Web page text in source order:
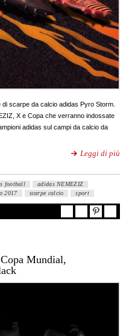
scarpe da calcio adidas Pyro Storm.
X e Copa che verranno indossate
adidas sul campi da calcio da
Leggi di più
football
adidas NEMEZIZ
2017 scarpe calcio sport
Mundial,